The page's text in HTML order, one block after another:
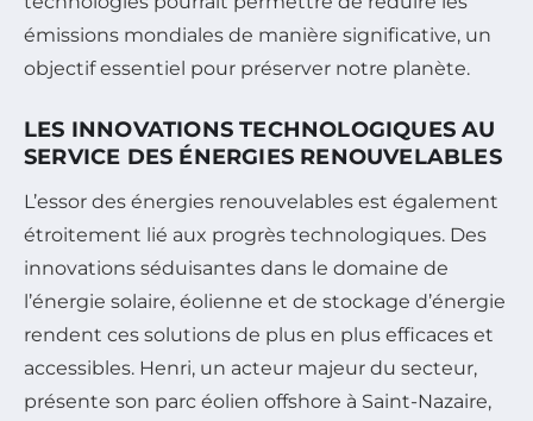
émissions mondiales de manière significative, un
objectif essentiel pour préserver notre planète.
LES INNOVATIONS TECHNOLOGIQUES AU
SERVICE DES ÉNERGIES RENOUVELABLES
L’essor des énergies renouvelables est également
étroitement lié aux progrès technologiques. Des
innovations séduisantes dans le domaine de
l’énergie solaire, éolienne et de stockage d’énergie
rendent ces solutions de plus en plus efficaces et
accessibles. Henri, un acteur majeur du secteur,
présente son parc éolien offshore à Saint-Nazaire,